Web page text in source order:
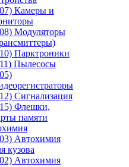
Камеры и
Модуляторы
Парктроники
Пылесосы
Сигнализация
Флешки,
памяти
Автохимия
кузова
Автохимия